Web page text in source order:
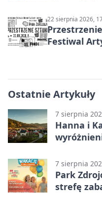
22 sierpnia 2026,
Festiwal
Ostatnie Artykuły
7 sierpnia
Hanna i
7 sierpnia
Park
strefę